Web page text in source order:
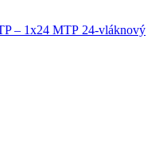
24-vláknový